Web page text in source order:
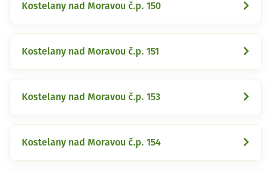
Kostelany nad Moravou č.p. 150
Kostelany nad Moravou č.p. 151
Kostelany nad Moravou č.p. 153
Kostelany nad Moravou č.p. 154